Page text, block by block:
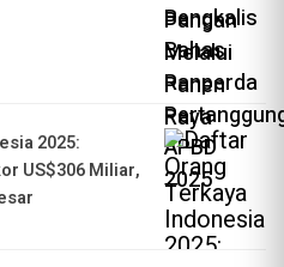
2025:
US$306 Miliar,